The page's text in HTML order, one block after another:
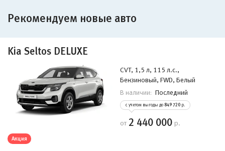
Рекомендуем новые авто
Kia Seltos DELUXE
CVT, 1,5 л, 115 л.с.,
Бензиновый, FWD, Белый
В наличии: Последний
с учетом выгоды до 849 720 р.
от 2 440 000 р.
Акция